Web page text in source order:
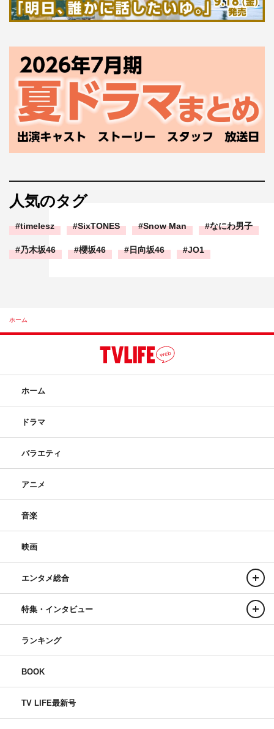
人気のタグ
timelesz SixTONES Snow Man なにわ男子
乃木坂46 櫻坂46 日向坂46 JO1
ホーム
ホーム
ドラマ
バラエティ
アニメ
音楽
映画
エンタメ総合
特集・インタビュー
ランキング
BOOK
TV LIFE最新号